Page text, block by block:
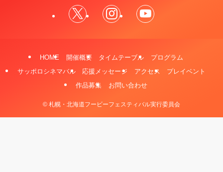
HOME 開催概要 タイムテーブル
プログラム
サッポロシネマバル
応援メッセージ アクセス
プレイベント
作品募集
お問い合わせ
© 札幌・北海道フービーフェスティバル実行委員会